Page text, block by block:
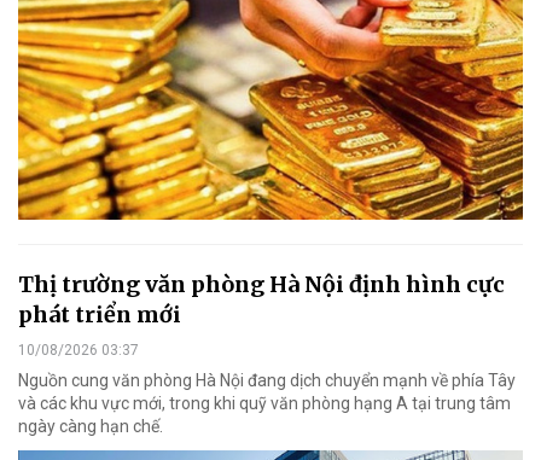
Thị trường văn phòng Hà Nội định hình cực
phát triển mới
10/08/2026 03:37
Nguồn cung văn phòng Hà Nội đang dịch chuyển mạnh về phía Tây
và các khu vực mới, trong khi quỹ văn phòng hạng A tại trung tâm
ngày càng hạn chế.